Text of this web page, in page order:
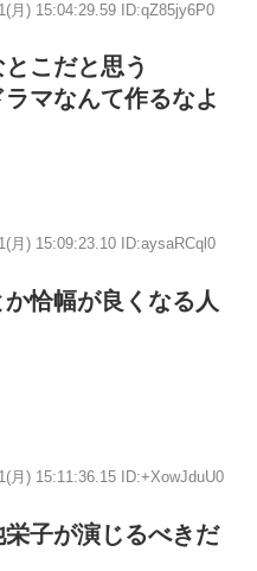
月) 15:04:29.59 ID:qZ85jy6P0
こだと思う
マなんて作るなよ
月) 15:09:23.10 ID:aysaRCql0
恰幅が良くなる人
月) 15:11:36.15 ID:+XowJduU0
子が演じるべきだ